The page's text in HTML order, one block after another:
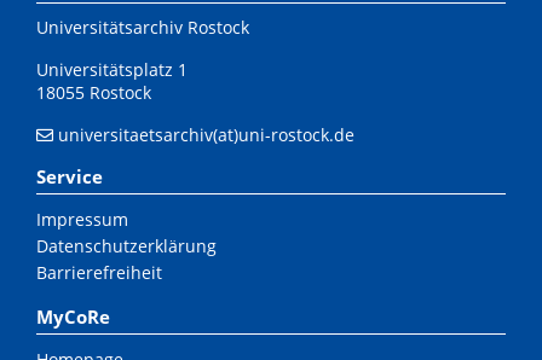
Universitätsarchiv Rostock
Universitätsplatz 1
18055 Rostock
universitaetsarchiv(at)uni-rostock.de
Service
Impressum
Datenschutzerklärung
Barrierefreiheit
MyCoRe